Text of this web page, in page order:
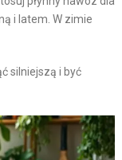
i latem. W zimie
silniejszą i być